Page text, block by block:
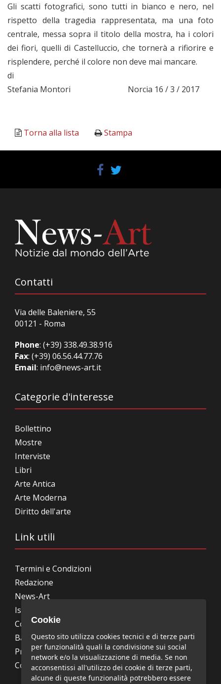
Gli scatti fotografici, sono tutti in bianco e nero, nel
rispetto della tragedia rappresentata, ma una foto
centrale, messa sopra il titolo della mostra, ha i colori
dei fiori, quelli di Castelluccio, che tornerà a rifiorire e
risplendere, perché il colore non deve mai mancare.
di
Stefania Montori Norcia 16 / 3 / 2017
Torna alla lista Stampa
Contatti
Via delle Baleniere, 55
00121 - Roma
Phone: (+39) 338.49.38.916
Fax: (+39) 06.56.44.77.76
Email: info@news-art.it
Categorie d'interesse
Bollettino
Mostre
Interviste
Libri
Arte Antica
Arte Moderna
Diritto dell'arte
Link utili
Termini e Condizioni
Redazione
News-Art
Iscrizione alla newsletter
Collabora con noi
Bandi, concorsi, premi
Privacy Policy
Cookie Policy
Cookie
Questo sito utilizza cookies tecnici e di terze parti
per funzionalità quali la condivisione sui social
network e/o la visualizzazione di media. Se non
acconsentissi all'utilizzo dei cookie di terze parti,
alcune di queste funzionalità potrebbero essere